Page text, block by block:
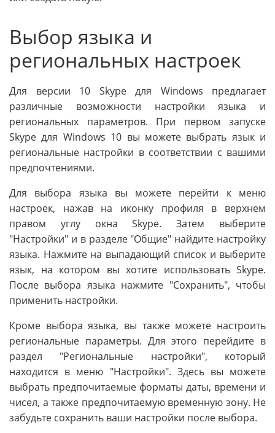
Выбор языка и
региональных настроек
Для версии 10 Skype для Windows предлагает
различные возможности настройки языка и
региональных параметров. При первом запуске
Skype для Windows 10 вы можете выбрать язык и
региональные настройки в соответствии с вашими
предпочтениями.
Для выбора языка вы можете перейти к меню
настроек, нажав на иконку профиля в верхнем
правом углу окна Skype. Затем выберите
"Настройки" и в разделе "Общие" найдите настройку
языка. Нажмите на выпадающий список и выберите
язык, на котором вы хотите использовать Skype.
После выбора языка нажмите "Сохранить", чтобы
применить настройки.
Кроме выбора языка, вы также можете настроить
региональные параметры. Для этого перейдите в
раздел "Региональные настройки", который
находится в меню "Настройки". Здесь вы можете
выбрать предпочитаемые форматы даты, времени и
чисел, а также предпочитаемую временную зону. Не
забудьте сохранить ваши настройки после выбора.